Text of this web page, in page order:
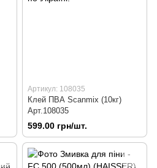
Артикул: 108035
Клей ПВА Scanmix (10кг)
Арт.108035
599.00 грн/шт.